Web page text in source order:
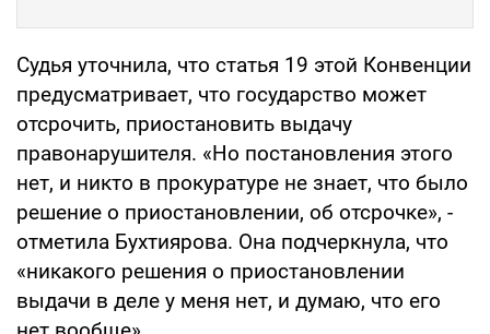
Судья уточнила, что статья 19 этой Конвенции
предусматривает, что государство может
отсрочить, приостановить выдачу
правонарушителя. «Но постановления этого
нет, и никто в прокуратуре не знает, что было
решение о приостановлении, об отсрочке», -
отметила Бухтиярова. Она подчеркнула, что
«никакого решения о приостановлении
выдачи в деле у меня нет, и думаю, что его